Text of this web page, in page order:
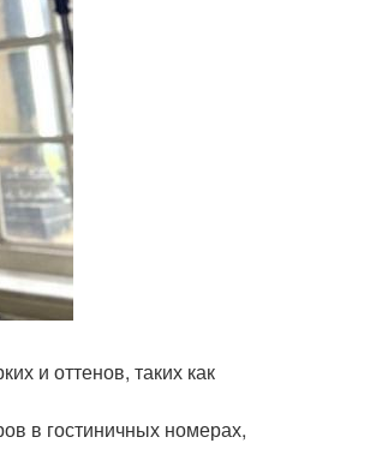
и оттенов, таких как
в гостиничных номерах,